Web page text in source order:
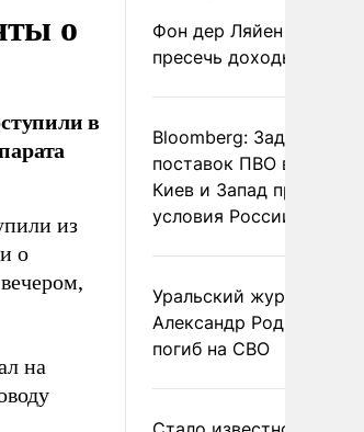
о
в
из
о
на
Фон дер Ляйен
пресечь доходы России
Bloomberg: Задержка
поставок ПВО вынудит
Киев и Запад принять
условия России
Уральский журналист
Александр Родионов
погиб на СВО